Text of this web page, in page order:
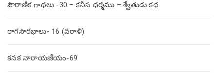
పౌరాణిక గాథలు -30 – కనీస ధర్మము – శ్వేతుడు కథ
రాగసౌరభాలు- 16 (వరాళి)
కనక నారాయణీయం-69